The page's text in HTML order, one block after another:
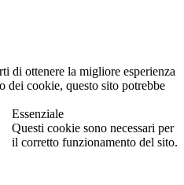
di ottenere la migliore esperienza
dei cookie, questo sito potrebbe
Essenziale
Questi cookie sono necessari per
il corretto funzionamento del sito.